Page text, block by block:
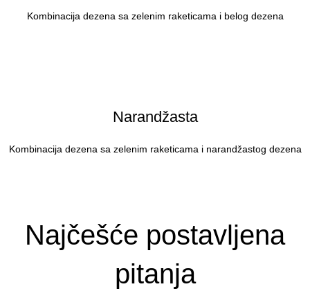
Kombinacija dezena sa zelenim raketicama i belog dezena
Narandžasta
Kombinacija dezena sa zelenim raketicama i narandžastog dezena
Najčešće postavljena
pitanja